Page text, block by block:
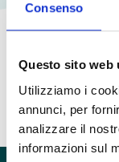
Consenso
Questo sito web
Utilizziamo i
annunci, per
analizzare il
informazioni sul